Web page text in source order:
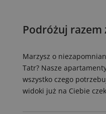
Podróżuj razem
Marzysz o
Tatr? Nasze
wszystko czego
widoki już na Ciebie